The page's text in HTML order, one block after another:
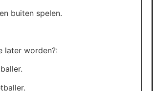
buiten spelen.
later worden?: